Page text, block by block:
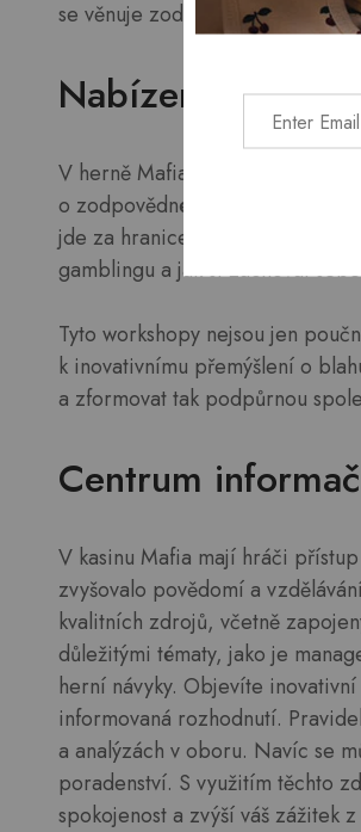
se věnuje zodpovědnému hraní.
Nabízené
V herně Mafia je poskytována
o zodpovědném hraní. Tyto
jde za hranice základů. Dozvíte
gamblingu a jak si zachovat
Tyto workshopy nejsou jen
k inovativnímu přemýšlení o
a zformovat tak podpůrnou
Centrum
V kasinu Mafia mají hráči
zvyšovalo povědomí a
kvalitních zdrojů, včetně
důležitými tématy, jako je
herní návyky. Objevíte
informovaná rozhodnutí.
a analýzách v oboru. Navíc se
poradenství. S využitím těchto
spokojenost a zvýší váš zážitek